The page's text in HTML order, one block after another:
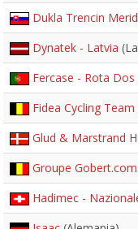
Dukla Trencin
Dynatek - Latvia
Fercase - Rota
Fidea Cycling Team
Glud & Marstrand
Groupe
Hadimec -